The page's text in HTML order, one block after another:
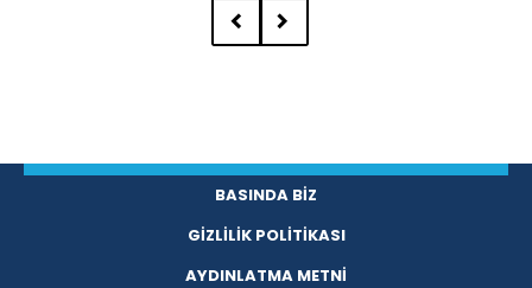
BASINDA BİZ
GİZLİLİK POLİTİKASI
AYDINLATMA METNİ